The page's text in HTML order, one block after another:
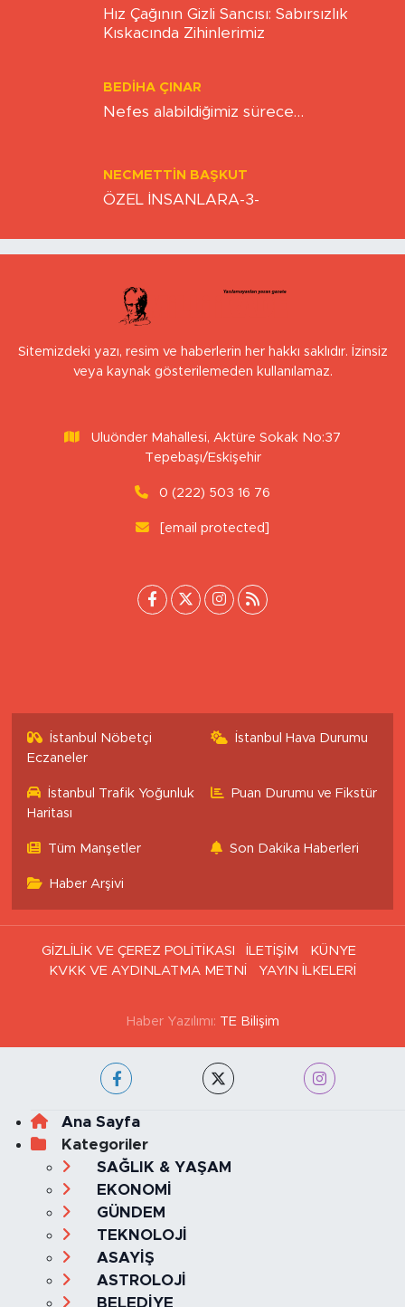
Hız Çağının Gizli Sancısı: Sabırsızlık
Kıskacında Zihinlerimiz
BEDIHA ÇINAR
Nefes alabildiğimiz sürece…
NECMETTIN BAŞKUT
ÖZEL İNSANLARA-3-
Sitemizdeki yazı, resim ve haberlerin her hakkı saklıdır. İzinsiz
veya kaynak gösterilemeden kullanılamaz.
Uluönder Mahallesi, Aktüre Sokak No:37
Tepebaşı/Eskişehir
0 (222) 503 16 76
[email protected]
İstanbul Nöbetçi
Eczaneler
İstanbul Hava Durumu
İstanbul Trafik Yoğunluk
Haritası
Puan Durumu ve Fikstür
Tüm Manşetler Son Dakika Haberleri
Haber Arşivi
GİZLİLİK VE ÇEREZ POLİTİKASI İLETİŞİM
KÜNYE
KVKK VE AYDINLATMA METNİ
YAYIN İLKELERİ
Haber Yazılımı: TE Bilişim
Ana Sayfa
Kategoriler
SAĞLIK & YAŞAM
EKONOMİ
GÜNDEM
TEKNOLOJİ
ASAYİŞ
ASTROLOJİ
BELEDİYE